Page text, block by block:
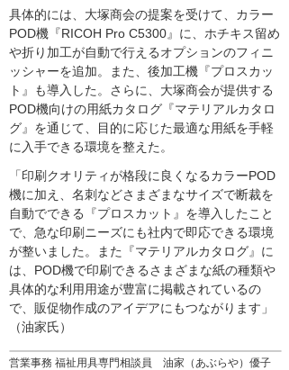
営業事務 福祉用具専門相談員 油家（あぶらや）優子
具体的には、大塚商会の提案を受けて、カラー
POD機『RICOH Pro C5300』に、ホチキス留め
や折り加工が自動で行えるオプションのフィニ
ッシャーを追加。また、後加工機『プロスカッ
ト』も導入した。さらに、大塚商会が提供する
POD機向けの用紙カタログ『マテリアルカタロ
グ』を通じて、目的に応じた最適な用紙を手軽
に入手できる環境を整えた。
「印刷クオリティが格段に良くなるカラーPOD
機に加え、名刺などさまざまなサイズで断裁を
自動でできる『プロスカット』を導入したこと
で、急な印刷ニーズにも社内で即応できる環境
が整いました。また『マテリアルカタログ』に
は、POD機で印刷できるさまざまな紙の種類や
具体的な利用用途が豊富に掲載されているの
で、販促物作成のアイデアにもつながります」
（油家氏）